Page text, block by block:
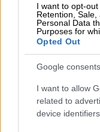
I want to opt-out
Retention,
Personal Data
Purposes for
Opted Out
Google consents
I want to allow
related to
device
Κόσμος|
«Ήταν ένα
σεξουαλικά
της
Τζάκσον
Η γνωρίμία